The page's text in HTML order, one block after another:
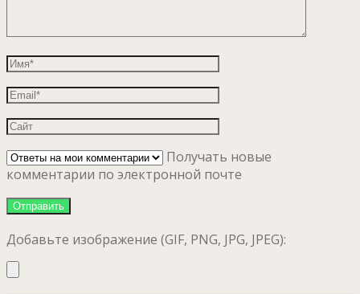
Получать новые
комментарии по электронной почте
Добавьте изображение (GIF, PNG, JPG, JPEG):